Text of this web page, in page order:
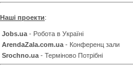
Наші проекти:
Jobs.ua - Робота в Україні
ArendaZala.com.ua - Конференц зали
Srochno.ua - Терміново Потрібні